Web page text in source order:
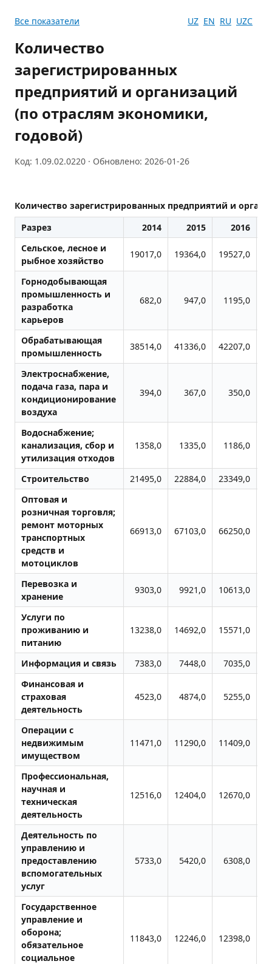
Все показатели UZ EN RU UZC
Количество
зарегистрированных
предприятий и организаций
(по отраслям экономики,
годовой)
Код: 1.09.02.0220 · Обновлено: 2026-01-26
Количество зарегистрированных предприятий и
Разрез
2014 2015
2016
Сельское, лесное и
рыбное хозяйство
19017,0 19364,0 19527,0
Горнодобывающая
промышленность и
разработка
карьеров
682,0 947,0 1195,0
Обрабатывающая
промышленность
38514,0 41336,0 42207,0
Электроснабжение,
подача газа, пара и
кондиционирование
воздуха
394,0 367,0 350,0
Водоснабжение;
канализация, сбор и
утилизация отходов
1358,0 1335,0 1186,0
Строительство 21495,0 22884,0 23349,0
Оптовая и
розничная торговля;
ремонт моторных
транспортных
средств и
мотоциклов
66913,0 67103,0 66250,0
Перевозка и
хранение
9303,0 9921,0 10613,0
Услуги по
проживанию и
питанию
13238,0 14692,0 15571,0
Информация и связь 7383,0 7448,0 7035,0
Финансовая и
страховая
деятельность
4523,0 4874,0 5255,0
Операции с
недвижимым
имуществом
11471,0 11290,0 11409,0
Профессиональная,
научная и
техническая
деятельность
12516,0 12404,0 12670,0
Деятельность по
управлению и
предоставлению
вспомогательных
услуг
5733,0 5420,0 6308,0
Государственное
управление и
оборона;
обязательное
социальное
11843,0 12246,0 12398,0